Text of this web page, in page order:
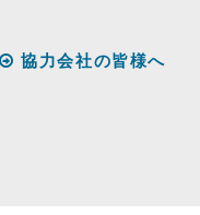
協力会社の皆様へ